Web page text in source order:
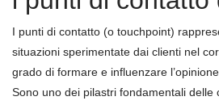
I punti di contatto (o touchpoint)
situazioni sperimentate dai clienti nel
grado di formare e influenzare
Sono uno dei pilastri fondamentali delle